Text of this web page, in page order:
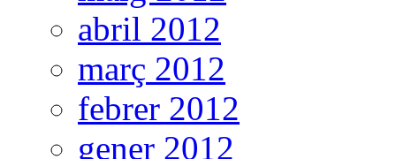
abril 2012
març 2012
febrer 2012
gener 2012